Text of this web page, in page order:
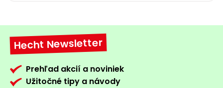
Hecht Newsletter
Prehľad akcií a noviniek
Užitočné tipy a návody